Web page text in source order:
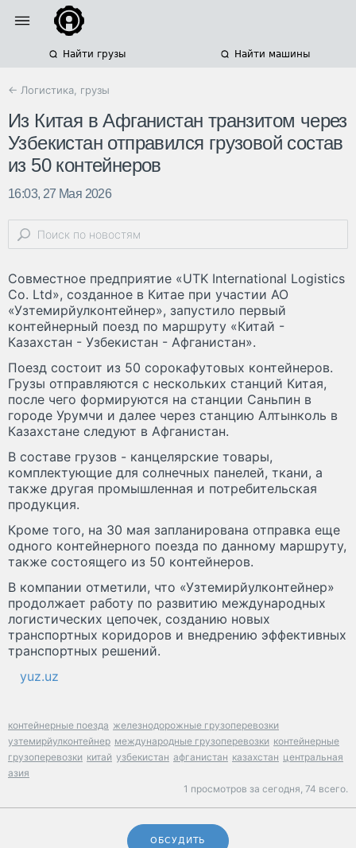
Найти грузы Найти машины
← Логистика, грузы
Из Китая в Афганистан транзитом через
Узбекистан отправился грузовой состав
из 50 контейнеров
16:03, 27 Мая 2026
Совместное предприятие «UTK International Logistics
Co. Ltd», созданное в Китае при участии АО
«Узтемирйулконтейнер», запустило первый
контейнерный поезд по маршруту «Китай -
Казахстан - Узбекистан - Афганистан».
Поезд состоит из 50 сорокафутовых контейнеров.
Грузы отправляются с нескольких станций Китая,
после чего формируются на станции Саньпин в
городе Урумчи и далее через станцию Алтынколь в
Казахстане следуют в Афганистан.
В составе грузов - канцелярские товары,
комплектующие для солнечных панелей, ткани, а
также другая промышленная и потребительская
продукция.
Кроме того, на 30 мая запланирована отправка еще
одного контейнерного поезда по данному маршруту,
также состоящего из 50 контейнеров.
В компании отметили, что «Узтемирйулконтейнер»
продолжает работу по развитию международных
логистических цепочек, созданию новых
транспортных коридоров и внедрению эффективных
транспортных решений.
yuz.uz
контейнерные поезда железнодорожные грузоперевозки
узтемирйулконтейнер международные грузоперевозки контейнерные
грузоперевозки китай узбекистан афганистан казахстан центральная
азия
1 просмотров за сегодня, 74 всего.
ОБСУДИТЬ